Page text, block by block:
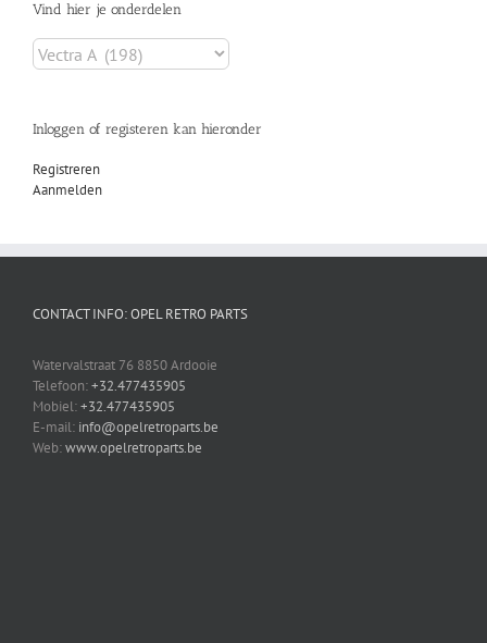
Vind hier je onderdelen
Inloggen of registeren kan hieronder
Registreren
Aanmelden
CONTACT INFO: OPEL RETRO PARTS
Watervalstraat 76 8850 Ardooie
Telefoon:+32.477435905
Mobiel:+32.477435905
E-mail: info@opelretroparts.be
Web:www.opelretroparts.be